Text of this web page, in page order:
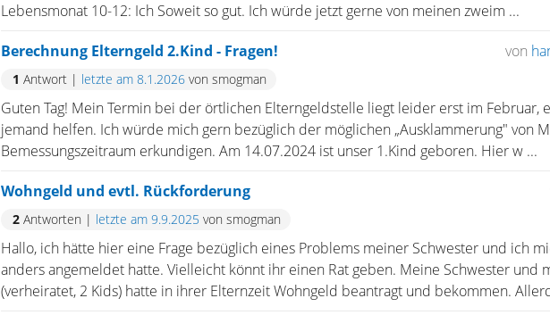
Lebensmonat 10-12: Ich Soweit so gut. Ich würde jetzt gerne von meinen zweim ...
Berechnung Elterngeld 2.Kind - Fragen! von
1 Antwort | letzte am 8.1.2026 von smogman
Guten Tag! Mein Termin bei der örtlichen Elterngeldstelle liegt leider erst im Februar,
jemand helfen. Ich würde mich gern bezüglich der möglichen „Ausklammerung" von
Bemessungszeitraum erkundigen. Am 14.07.2024 ist unser 1.Kind geboren. Hier w ...
Wohngeld und evtl. Rückforderung
2 Antworten | letzte am 9.9.2025 von smogman
Hallo, ich hätte hier eine Frage bezüglich eines Problems meiner Schwester und ich
anders angemeldet hatte. Vielleicht könnt ihr einen Rat geben. Meine Schwester und
(verheiratet, 2 Kids) hatte in ihrer Elternzeit Wohngeld beantragt und bekommen.